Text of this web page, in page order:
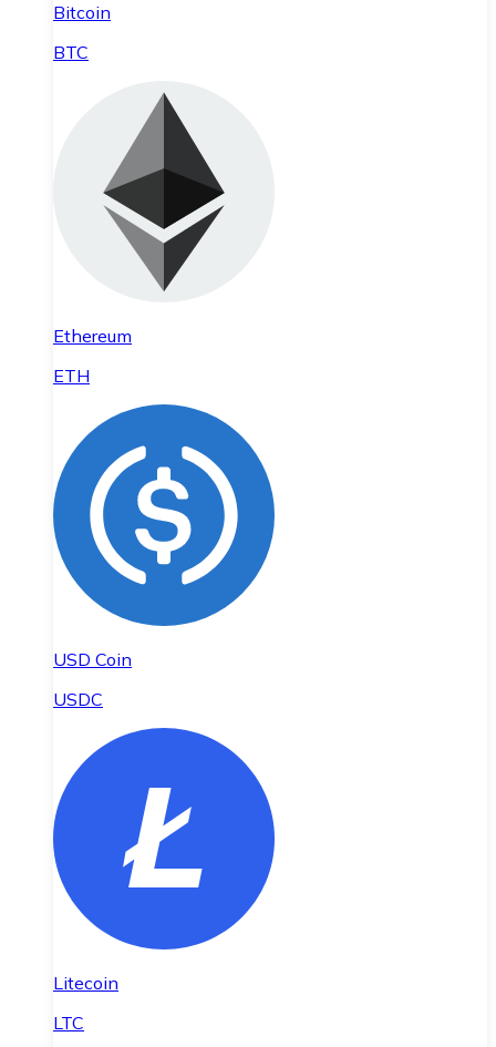
Bitcoin
BTC
Ethereum
ETH
USD Coin
USDC
Litecoin
LTC